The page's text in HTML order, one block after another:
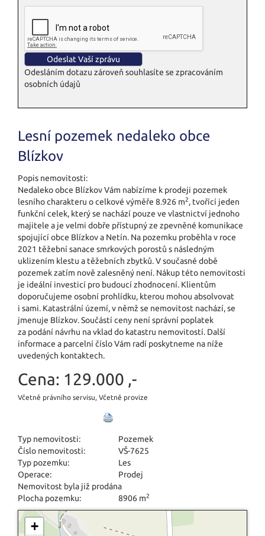
Odesláním dotazu zároveň souhlasíte se zpracováním
osobních údajů
Lesní pozemek nedaleko obce
Blízkov
Popis nemovitosti:
Nedaleko obce Blízkov Vám nabízíme k prodeji pozemek
lesního charakteru o celkové výměře 8.926 m2, tvořící jeden
funkční celek, který se nachází pouze ve vlastnictví jednoho
majitele a je velmi dobře přístupný ze zpevněné komunikace
spojující obce Blízkov a Netín. Na pozemku proběhla v roce
2021 těžební sanace smrkových porostů s následným
uklizením klestu a těžebních zbytků. V současné době
pozemek zatím nově zalesněný není. Nákup této nemovitosti
je ideální investicí pro budoucí zhodnocení. Klientům
doporučujeme osobní prohlídku, kterou mohou absolvovat
i sami. Katastrální území, v němž se nemovitost nachází, se
jmenuje Blízkov. Součástí ceny není správní poplatek
za podání návrhu na vklad do katastru nemovitostí. Další
informace a parcelní číslo Vám radí poskytneme na níže
uvedených kontaktech.
Cena: 129.000 ,-
Včetně právního servisu, Včetně provize
Typ nemovitosti:
Pozemek
Číslo nemovitosti:
VŠ-7625
Typ pozemku:
Les
Operace:
Prodej
Nemovitost byla již prodána
Plocha pozemku:
8906 m2
+